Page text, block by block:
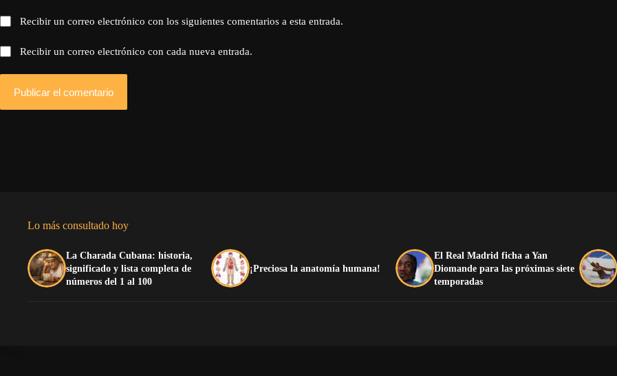
Recibir un correo electrónico con los siguientes comentarios a esta entrada.
Recibir un correo electrónico con cada nueva entrada.
Publicar el comentario
Lo más consultado hoy
La Charada Cubana: historia,
significado y lista completa de
números del 1 al 100
¡Preciosa la anatomía humana!
El Real Madrid ficha a Yan
Diomande para las próximas siete
temporadas